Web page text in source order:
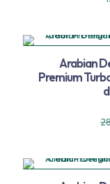
TRANSPORTArabian
Premium